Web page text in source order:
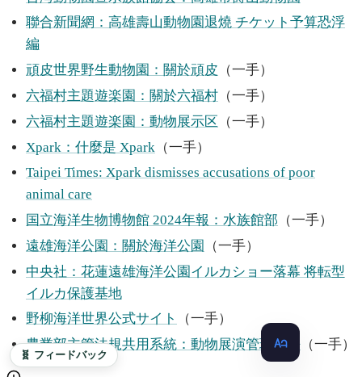
聯合新聞網：高雄壽山動物園退燒 チケット予算恐浮
編
頑皮世界野生動物園：關於頑皮 （一手）
六福村主題遊楽園：關於六福村 （一手）
六福村主題遊楽園：動物展示区 （一手）
Xpark：什麼是 Xpark （一手）
Taipei Times: Xpark dismisses accusations of poor
animal care
国立海洋生物博物館 2024年報：水族館部 （一手）
遠雄海洋公園：關於海洋公園
（一手）
中央社：花蓮遠雄海洋公園イルカショー落幕 将転型
イルカ保護基地
野柳海洋世界公式サイト
（一手）
農業部主管法規共用系統：動物展演管理弁法 （一手）
🧬 フィードバック